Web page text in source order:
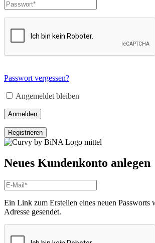
Passwort vergessen?
Angemeldet bleiben
Anmelden
Registrieren
Neues Kundenkonto anlegen
Ein Link zum Erstellen eines neuen
Adresse gesendet.